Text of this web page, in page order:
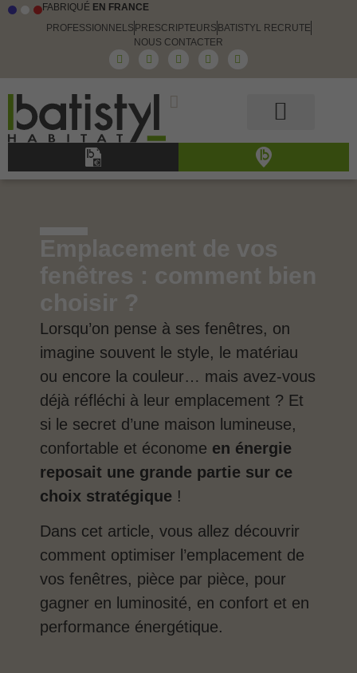
FABRIQUÉ EN FRANCE
PROFESSIONNELS PRESCRIPTEURS BATISTYL RECRUTE
NOUS CONTACTER
Emplacement de vos
fenêtres : comment bien
choisir ?
Lorsqu’on pense à ses fenêtres, on
imagine souvent le style, le matériau
ou encore la couleur… mais avez-vous
déjà réfléchi à leur emplacement ? Et
si le secret d’une maison lumineuse,
confortable et économe en énergie
reposait une grande partie sur ce
choix stratégique !
Dans cet article, vous allez découvrir
comment optimiser l’emplacement de
vos fenêtres, pièce par pièce, pour
gagner en luminosité, en confort et en
performance énergétique.